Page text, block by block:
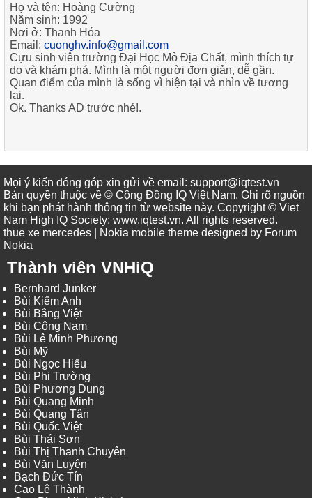
Họ và tên: Hoàng Cường
Năm sinh: 1992
Nơi ở: Thanh Hóa
Email: cuonghv.info@gmail.com
Cựu sinh viên trường Đại Học Mỏ Địa Chất, mình thích tự
do và khám phá. Mình là một người đơn giản, dễ gần.
Quan điểm của mình là sống vì hiện tại và nhìn về tương
lai.
Ok. Thanks AD trước nhé!.
Mọi ý kiến đóng góp xin gửi về email: support@iqtest.vn
Bản quyền thuộc về © Cộng Đồng IQ Việt Nam. Ghi rõ nguồn
khi bạn phát hành thông tin từ website này. Copyright © Viet
Nam High IQ Society: www.iqtest.vn. All rights reserved.
thue xe mercedes | Nokia mobile theme designed by Forum
Nokia
Thành viên VNHiQ
Bernhard Junker
Bùi Kiếm Anh
Bùi Bằng Việt
Bùi Công Nam
Bùi Lê Minh Phương
Bùi Mỹ
Bùi Ngọc Hiếu
Bùi Phi Trường
Bùi Phương Dung
Bùi Quang Minh
Bùi Quang Tân
Bùi Quốc Việt
Bùi Thái Sơn
Bùi Thị Thanh Chuyên
Bùi Văn Luyện
Bạch Đức Tín
Cao Lê Thành